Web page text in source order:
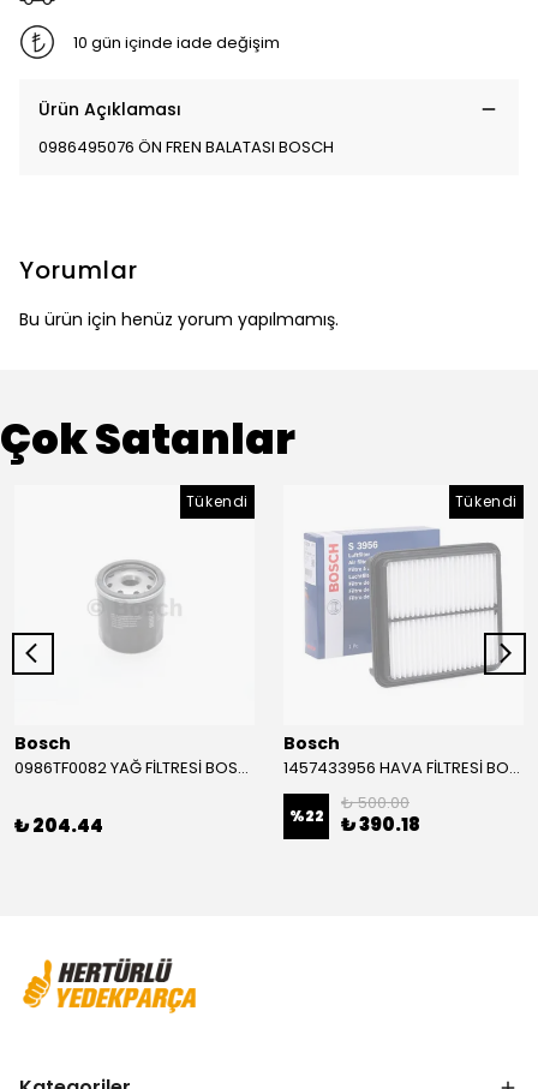
10 gün içinde iade değişim
Ürün Açıklaması
0986495076 ÖN FREN BALATASI BOSCH
Yorumlar
Bu ürün için henüz yorum yapılmamış.
Çok Satanlar
Tükendi
Bosch
0986TF0082 YAĞ FİLTRESİ BOSCH
₺ 204.44
Tükendi
Bosch
1457433956 HAVA FİLTRESİ BOSCH
%22
₺ 500.00
₺ 390.18